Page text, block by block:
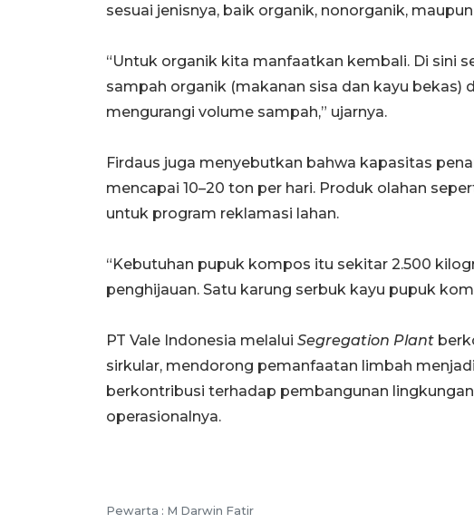
sesuai jenisnya, baik organik, nonorganik,
“Untuk organik kita manfaatkan kembali. Di sini
sampah organik (makanan sisa dan kayu bekas)
mengurangi volume sampah,” ujarnya.
Firdaus juga menyebutkan bahwa kapasitas
mencapai 10–20 ton per hari. Produk olahan
untuk program reklamasi lahan.
“Kebutuhan pupuk kompos itu sekitar 2.500
penghijauan. Satu karung serbuk kayu pupuk
PT Vale Indonesia melalui Segregation Plant
sirkular, mendorong pemanfaatan limbah
berkontribusi terhadap pembangunan
operasionalnya.
Pewarta : M Darwin Fatir